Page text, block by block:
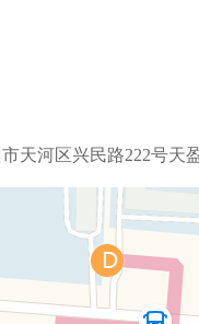
天河区兴民路222号天